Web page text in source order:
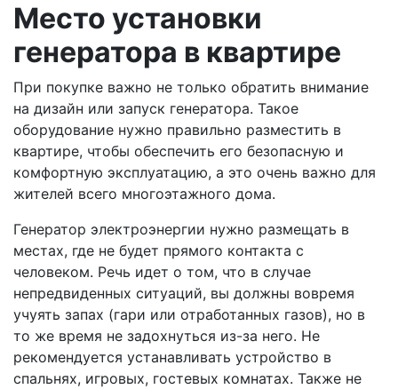
Место установки
генератора в квартире
При покупке важно не только обратить внимание
на дизайн или запуск генератора. Такое
оборудование нужно правильно разместить в
квартире, чтобы обеспечить его безопасную и
комфортную эксплуатацию, а это очень важно для
жителей всего многоэтажного дома.
Генератор электроэнергии нужно размещать в
местах, где не будет прямого контакта с
человеком. Речь идет о том, что в случае
непредвиденных ситуаций, вы должны вовремя
учуять запах (гари или отработанных газов), но в
то же время не задохнуться из-за него. Не
рекомендуется устанавливать устройство в
спальнях, игровых, гостевых комнатах. Также не